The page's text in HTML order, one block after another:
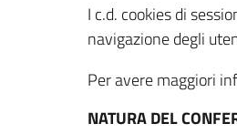
I c.d. cookies di
navigazione degli
Per avere maggiori
NATURA DEL